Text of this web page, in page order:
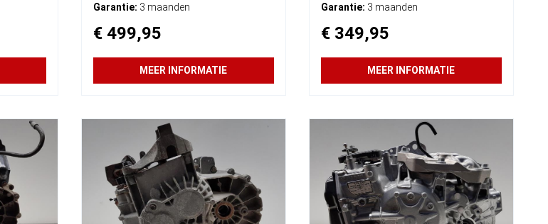
Garantie: 3 maanden
€ 499,95
MEER INFORMATIE
Garantie: 3 maanden
€ 349,95
MEER INFORMATIE